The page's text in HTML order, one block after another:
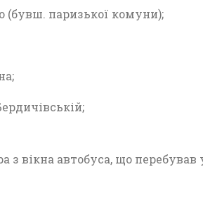
м
(бувш. паризької комуни);
вікна автобуса, що перебував